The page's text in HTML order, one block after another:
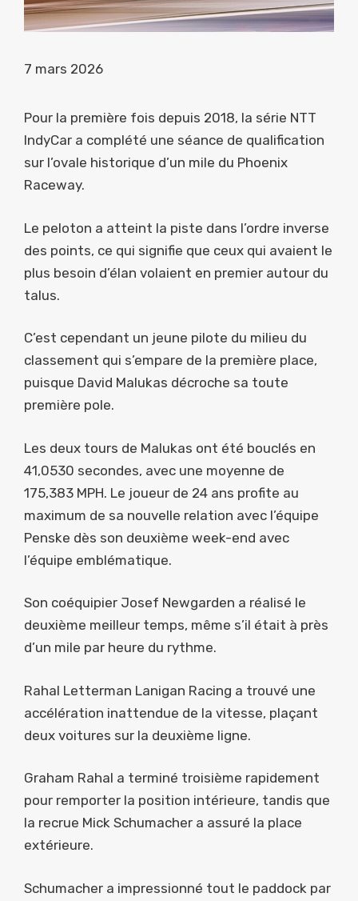
7 mars 2026
Pour la première fois depuis 2018, la série NTT
IndyCar a complété une séance de qualification
sur l’ovale historique d’un mile du Phoenix
Raceway.
Le peloton a atteint la piste dans l’ordre inverse
des points, ce qui signifie que ceux qui avaient le
plus besoin d’élan volaient en premier autour du
talus.
C’est cependant un jeune pilote du milieu du
classement qui s’empare de la première place,
puisque David Malukas décroche sa toute
première pole.
Les deux tours de Malukas ont été bouclés en
41,0530 secondes, avec une moyenne de
175,383 MPH. Le joueur de 24 ans profite au
maximum de sa nouvelle relation avec l’équipe
Penske dès son deuxième week-end avec
l’équipe emblématique.
Son coéquipier Josef Newgarden a réalisé le
deuxième meilleur temps, même s’il était à près
d’un mile par heure du rythme.
Rahal Letterman Lanigan Racing a trouvé une
accélération inattendue de la vitesse, plaçant
deux voitures sur la deuxième ligne.
Graham Rahal a terminé troisième rapidement
pour remporter la position intérieure, tandis que
la recrue Mick Schumacher a assuré la place
extérieure.
Schumacher a impressionné tout le paddock par